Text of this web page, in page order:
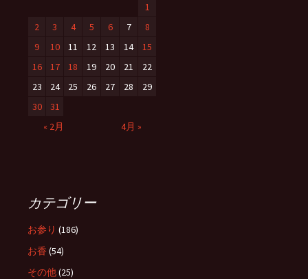
1
2
3 4 5 6 7
8
9
10 11 12 13 14
15
16
17 18 19 20 21
22
23
24 25 26 27 28
29
30
31
« 2月
4月 »
カテゴリー
お参り (186)
お香 (54)
その他(25)